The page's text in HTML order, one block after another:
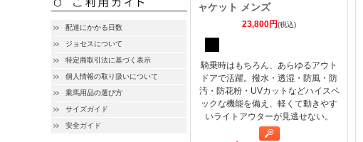
配達にかかる日数
ジョセスについて
特定商取引法に基づく表示
個人情報の取り扱いについて
乗馬用品の選び方
サイズガイド
安全ガイド
ャケット メンズ
23,800円(税込)
騎乗時はもちろん、あらゆるアウト
ドアで活躍。撥水・透湿・防風・防
汚・防花粉・UVカットなどハイスペ
ックな機能を備え、軽くて動きやす
いライトアウターが見逃せない。